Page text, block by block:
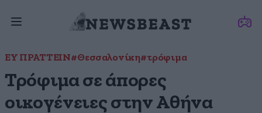
ΕΥ ΠΡΑΤΤΕΙΝ#Θεσσαλονίκη#τρόφιμα
Τρόφιμα σε άπορες
οικογένειες στην Αθήνα